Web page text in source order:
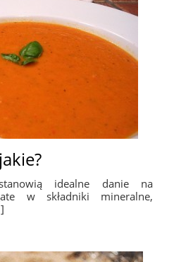
idealne danie na
w składniki mineralne,